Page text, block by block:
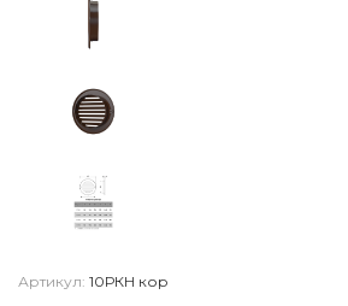
Артикул: 10РКН кор